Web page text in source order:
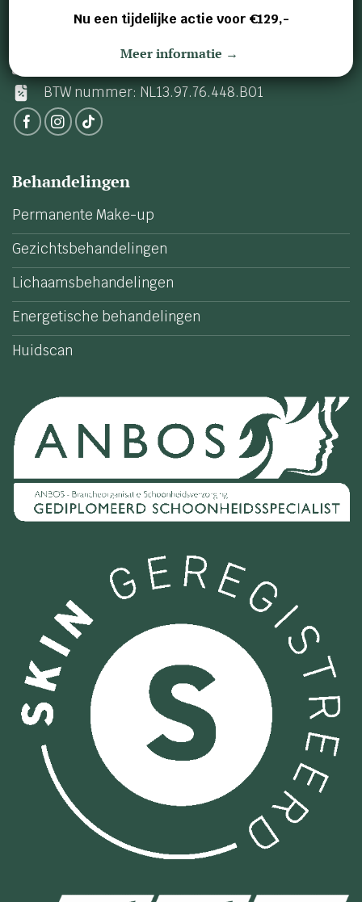
076-5223838
BTW nummer: NL13.97.76.448.B01
Behandelingen
Permanente Make-up
Gezichtsbehandelingen
Lichaamsbehandelingen
Energetische behandelingen
Huidscan
Nu een tijdelijke actie voor €129,-
Meer informatie →